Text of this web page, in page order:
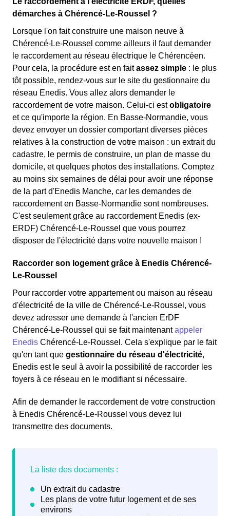
démarches à Chérencé-Le-Roussel ?
Lorsque l'on fait construire une maison neuve à
Chérencé-Le-Roussel comme ailleurs il faut demander
le raccordement au réseau électrique le Chérencéen.
Pour cela, la procédure est en faitassez simple : le plus
tôt possible, rendez-vous sur le site du gestionnaire du
réseau Enedis. Vous allez alors demander le
raccordement de votre maison. Celui-ci estobligatoire
et ce qu'importe la région. En Basse-Normandie, vous
devez envoyer un dossier comportant diverses pièces
relatives à la construction de votre maison : un extrait du
cadastre, le permis de construire, un plan de masse du
domicile, et quelques photos des installations. Comptez
au moins six semaines de délai pour avoir une réponse
de la part d'Enedis Manche, car les demandes de
raccordement en Basse-Normandie sont nombreuses.
C'est seulement grâce au raccordement Enedis (ex-
ERDF) Chérencé-Le-Roussel que vous pourrez
disposer de l'électricité dans votre nouvelle maison !
Raccorder son logement grâce à Enedis Chérencé-
Le-Roussel
Pour raccorder votre appartement ou maison au réseau
d'électricité de la ville de Chérencé-Le-Roussel, vous
devez adresser une demande à l'ancien ErDF
Chérencé-Le-Roussel qui se fait maintenantappeler
Enedis Chérencé-Le-Roussel. Cela s'explique par le fait
qu'en tant que gestionnaire du réseau d'électricité,
Enedis est le seul à avoir la possibilité de raccorder les
foyers à ce réseau en le modifiant si nécessaire.
Afin de demander le raccordement de votre construction
à Enedis Chérencé-Le-Roussel vous devez lui
transmettre des documents.